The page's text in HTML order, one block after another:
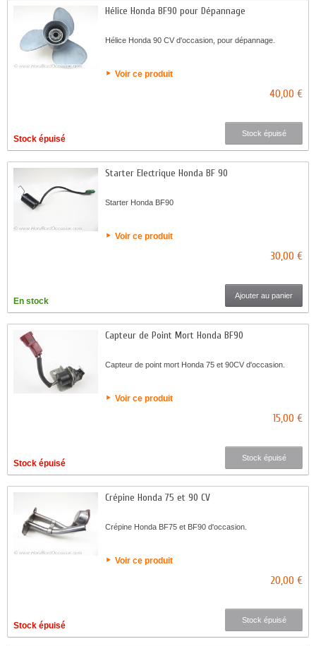
Hélice Honda BF90 pour Dépannage
Hélice Honda 90 CV d'occasion, pour dépannage.
Voir ce produit
40,00 €
Stock épuisé
Stock épuisé
Starter Electrique Honda BF 90
Starter Honda BF90
Voir ce produit
30,00 €
En stock
Ajouter au panier
Capteur de Point Mort Honda BF90
Capteur de point mort Honda 75 et 90CV d'occasion.
Voir ce produit
15,00 €
Stock épuisé
Stock épuisé
Crépine Honda 75 et 90 CV
Crépine Honda BF75 et BF90 d'occasion.
Voir ce produit
20,00 €
Stock épuisé
Stock épuisé